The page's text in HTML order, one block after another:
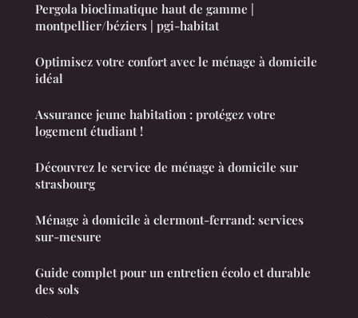
Pergola bioclimatique haut de gamme |
montpellier/béziers | pgi-habitat
Optimisez votre confort avec le ménage à domicile
idéal
Assurance jeune habitation : protégez votre
logement étudiant !
Découvrez le service de ménage à domicile sur
strasbourg
Ménage à domicile à clermont-ferrand: services
sur-mesure
Guide complet pour un entretien écolo et durable
des sols